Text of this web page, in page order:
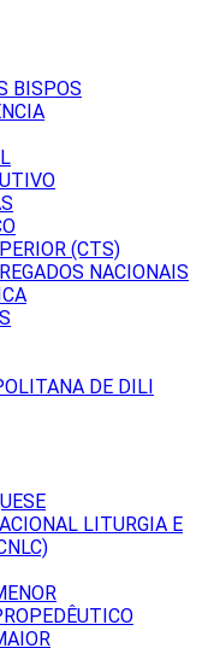
BISPOS
(CTS)
NACIONAIS
DE DILI
LITURGIA E